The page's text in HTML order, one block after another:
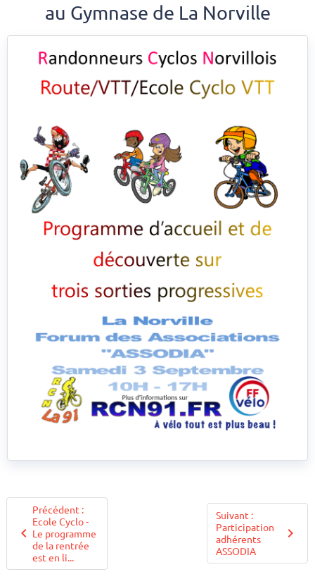
au Gymnase de La Norville
Précédent :
Ecole Cyclo -
Le programme
de la rentrée
est en li...
Suivant :
Participation
adhérents
ASSODIA